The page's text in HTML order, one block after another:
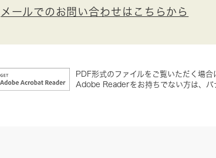
メールでのお問い合わせはこちらから
PDF形式のファイルをご覧いただく場
Adobe Readerをお持ちでない方は、バ